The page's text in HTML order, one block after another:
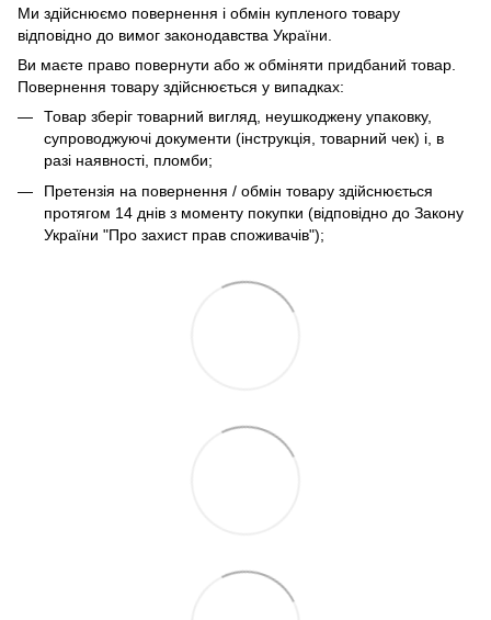
Ми здійснюємо повернення і обмін купленого товару
відповідно до вимог законодавства України.
Ви маєте право повернути або ж обміняти придбаний товар.
Повернення товару здійснюється у випадках:
Товар зберіг товарний вигляд, неушкоджену упаковку,
супроводжуючі документи (інструкція, товарний чек) і, в
разі наявності, пломби;
Претензія на повернення / обмін товару здійснюється
протягом 14 днів з моменту покупки (відповідно до Закону
України "Про захист прав споживачів");